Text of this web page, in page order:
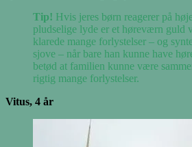
Tip! Hvis jeres børn reagerer på
pludselige lyde er et høreværn guld
klarede mange forlystelser – og
sjove – når bare han kunne have
betød at familien kunne være
rigtig mange forlystelser.
Vitus, 4 år